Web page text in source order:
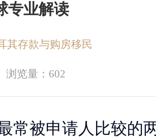
专业解读
其存款与购房移民
浏览量： 602
常被申请人比较的